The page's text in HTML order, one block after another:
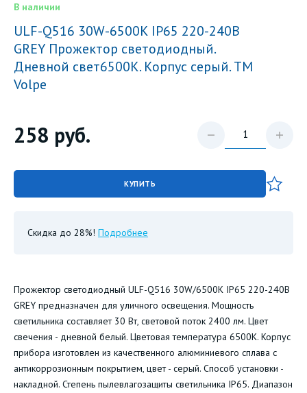
В наличии
ULF-Q516 30W-6500K IP65 220-240В
GREY Прожектор светодиодный.
Дневной свет6500К. Корпус серый. TM
Volpe
258 руб.
КУПИТЬ
Скидка до 28%! Подробнее
Прожектор светодиодный ULF-Q516 30W/6500K IP65 220-240В
GREY предназначен для уличного освещения. Мощность
светильника составляет 30 Вт, световой поток 2400 лм. Цвет
свечения - дневной белый. Цветовая температура 6500К. Корпус
прибора изготовлен из качественного алюминиевого сплава с
антикоррозионным покрытием, цвет - серый. Способ установки -
накладной. Степень пылевлагозащиты светильника IP65. Диапазон